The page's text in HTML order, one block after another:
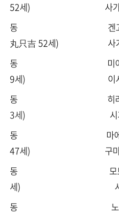
52세) 사가현(
동 겐고로마루
丸只吉52세) 사가현
동 미야시타 가
9세) 이시카와
동 히라테 요시
3세) 시가현(
동 마에무라 다
47세) 구마모토
동 모토키 아사
세) 시즈오카
동 노자키츠네